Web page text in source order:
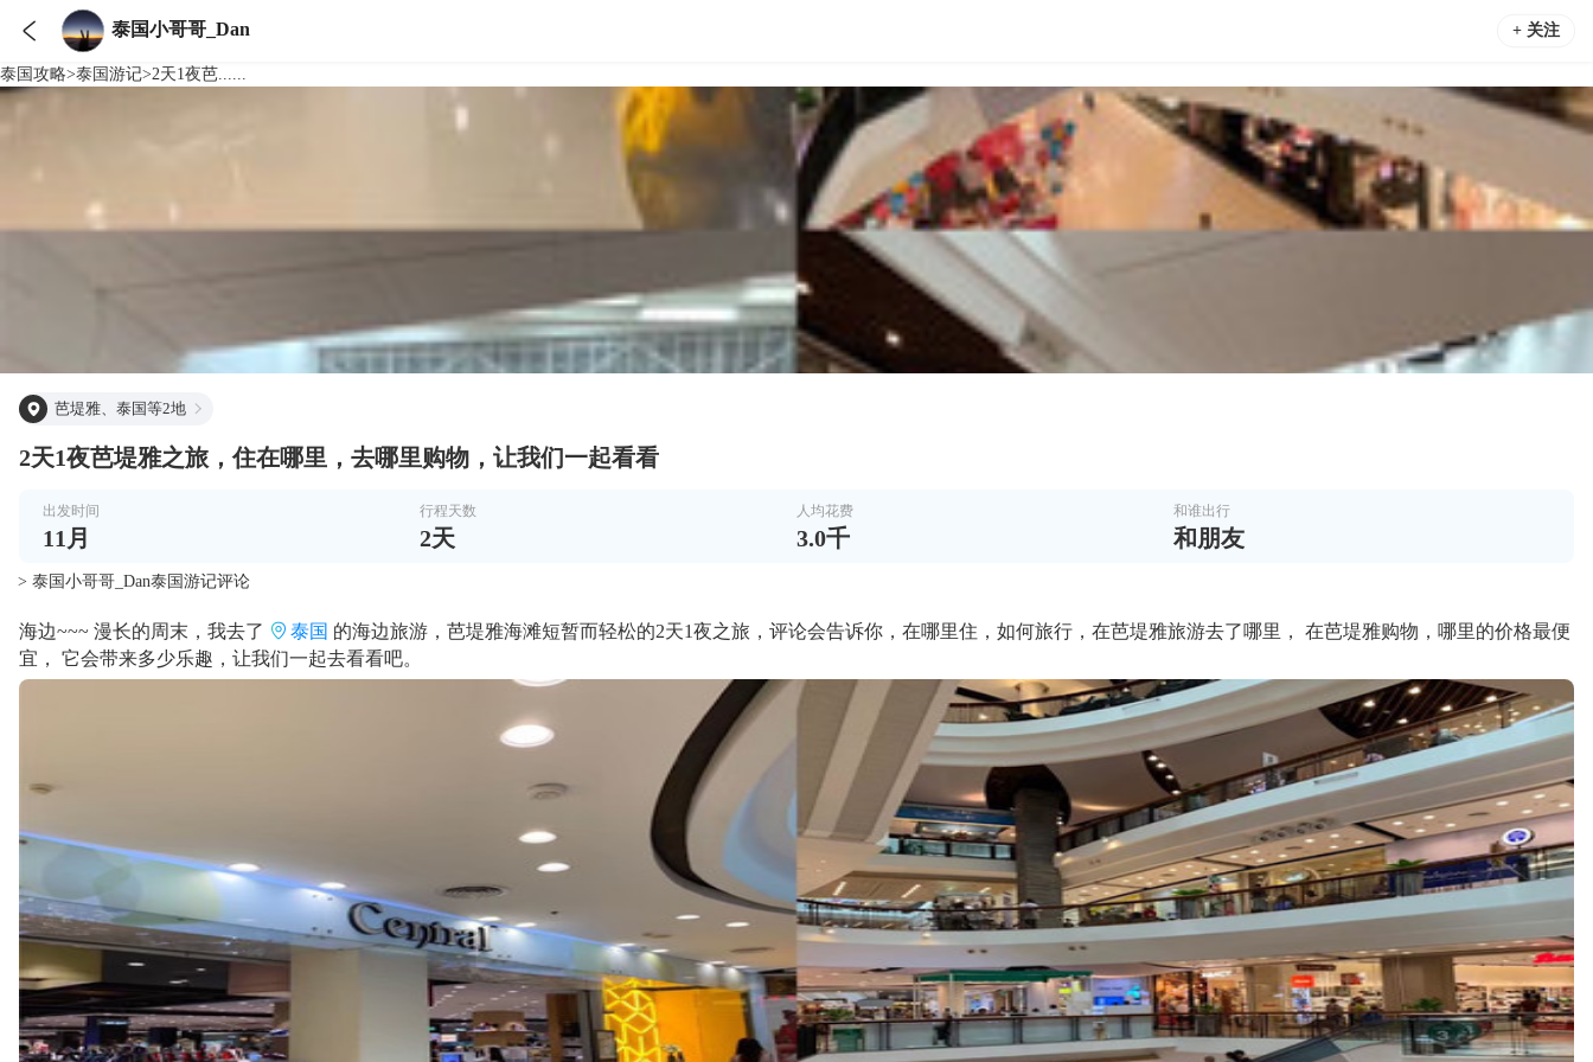
 泰国小哥哥_Dan + 关注
泰国 攻略>泰国 游记>2天1夜芭......
芭堤雅、泰国等2地
2天1夜芭堤雅之旅，住在哪里，去哪里购物，让我们一起看看
出发时间
11 月
行程天数
2天
人均花费
3.0千
和谁出行
和朋友
> 泰国小哥哥_Dan泰国游记评论
海边~~~ 漫长的周末，我去了 泰国 的海边旅游，芭堤雅海滩短暂而轻松的2天1夜之旅，评论会告诉你，在哪里住，如何旅行，在芭堤雅旅游去了哪里， 在芭堤雅购物，哪里的价格最便
宜， 它会带来多少乐趣，让我们一起去看看吧。